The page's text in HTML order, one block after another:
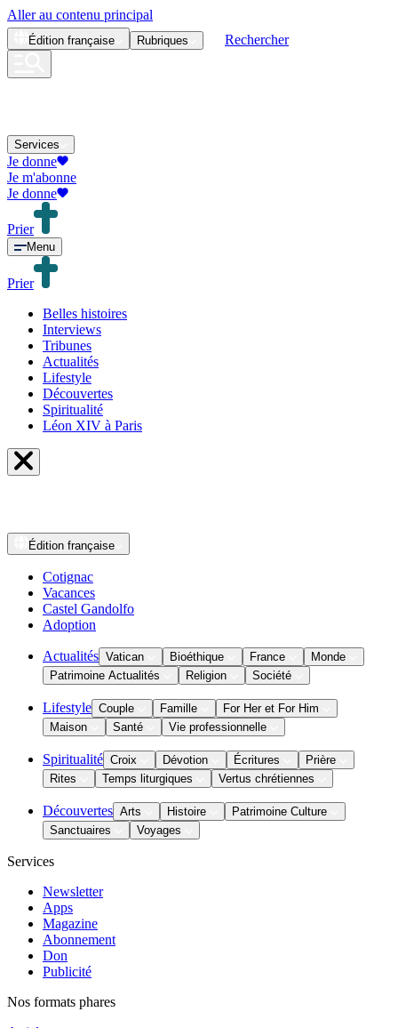
Aller au contenu principal
Édition française Rubriques Rechercher
Services
Je donne
Je m'abonne
Je donne
Prier
Menu
Prier
Belles histoires
Interviews
Tribunes
Actualités
Lifestyle
Découvertes
Spiritualité
Léon XIV à Paris
Édition française
Cotignac
Vacances
Castel Gandolfo
Adoption
Actualités Vatican Bioéthique France
Monde
Patrimoine Actualités
Religion Société
Lifestyle Couple Famille
For Her et For Him
Maison
Santé Vie professionnelle
Spiritualité Croix Dévotion Écritures
Prière
Rites
Temps liturgiques Vertus chrétiennes
Découvertes Arts Histoire
Patrimoine Culture
Sanctuaires
Voyages
Services
Newsletter
Apps
Magazine
Abonnement
Don
Publicité
Nos formats phares